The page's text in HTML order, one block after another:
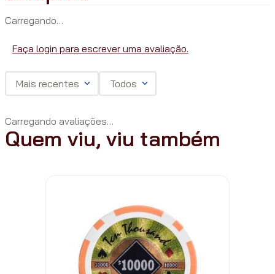
Carregando…
Faça login para escrever uma avaliação.
Mais recentes Todos
Carregando avaliações…
Quem viu, viu também